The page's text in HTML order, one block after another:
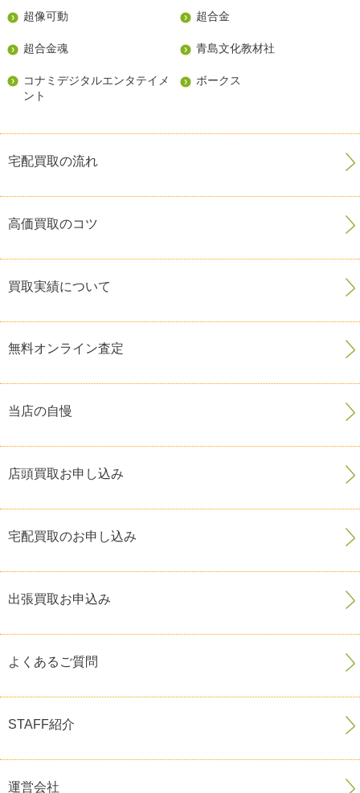
超像可動 超合金
超合金魂 青島文化教材社
コナミデジタルエンタテイメ
ント
ボークス
宅配買取の流れ
高価買取のコツ
買取実績について
無料オンライン査定
当店の自慢
店頭買取お申し込み
宅配買取のお申し込み
出張買取お申込み
よくあるご質問
STAFF紹介
運営会社